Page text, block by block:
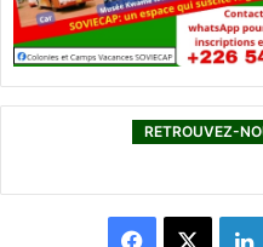
RETROUVEZ-
L